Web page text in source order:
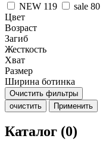
NEW 119 sale 80
Цвет
Возраст
Загиб
Жесткость
Хват
Размер
Ширина ботинка
Очистить фильтры
очистить
Применить
Каталог (0)